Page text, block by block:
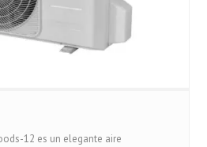
12 es un elegante aire